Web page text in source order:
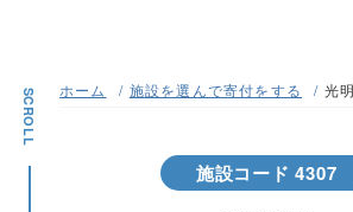
SCROLL ホーム 施設を選んで寄付をする 光
施設コード 4307